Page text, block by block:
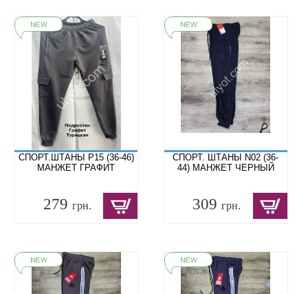
СПОРТ.ШТАНЫ P15 (36-46)
МАНЖЕТ ГРАФИТ
279 грн.
СПОРТ. ШТАНЫ N02 (36-
44) МАНЖЕТ ЧЕРНЫЙ
309грн.